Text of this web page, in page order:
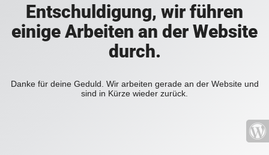
Entschuldigung, wir führen
einige Arbeiten an der Website
durch.
Danke für deine Geduld. Wir arbeiten gerade an der Website und
sind in Kürze wieder zurück.